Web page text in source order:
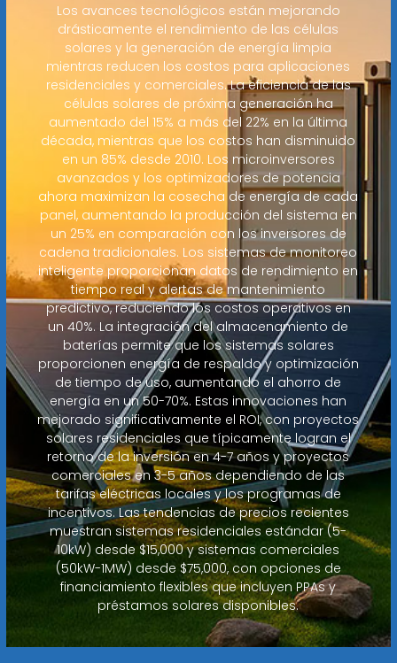
Los avances tecnológicos están mejorando
drásticamente el rendimiento de las células
solares y la generación de energía limpia
mientras reducen los costos para aplicaciones
residenciales y comerciales. La eficiencia de las
células solares de próxima generación ha
aumentado del 15% a más del 22% en la última
década, mientras que los costos han disminuido
en un 85% desde 2010. Los microinversores
avanzados y los optimizadores de potencia
ahora maximizan la cosecha de energía de cada
panel, aumentando la producción del sistema en
un 25% en comparación con los inversores de
cadena tradicionales. Los sistemas de monitoreo
inteligente proporcionan datos de rendimiento en
tiempo real y alertas de mantenimiento
predictivo, reduciendo los costos operativos en
un 40%. La integración del almacenamiento de
baterías permite que los sistemas solares
proporcionen energía de respaldo y optimización
de tiempo de uso, aumentando el ahorro de
energía en un 50-70%. Estas innovaciones han
mejorado significativamente el ROI, con proyectos
solares residenciales que típicamente logran el
retorno de la inversión en 4-7 años y proyectos
comerciales en 3-5 años dependiendo de las
tarifas eléctricas locales y los programas de
incentivos. Las tendencias de precios recientes
muestran sistemas residenciales estándar (5-
10kW) desde $15,000 y sistemas comerciales
(50kW-1MW) desde $75,000, con opciones de
financiamiento flexibles que incluyen PPAs y
préstamos solares disponibles.